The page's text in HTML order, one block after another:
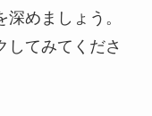
めましょう。
してみてくださ